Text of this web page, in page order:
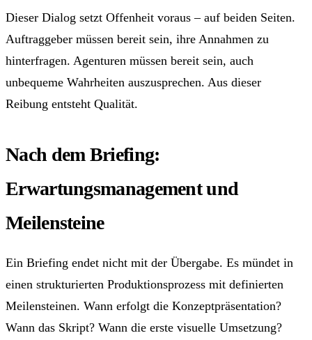
Dieser Dialog setzt Offenheit voraus – auf beiden Seiten.
Auftraggeber müssen bereit sein, ihre Annahmen zu
hinterfragen. Agenturen müssen bereit sein, auch
unbequeme Wahrheiten auszusprechen. Aus dieser
Reibung entsteht Qualität.
Nach dem Briefing:
Erwartungsmanagement und
Meilensteine
Ein Briefing endet nicht mit der Übergabe. Es mündet in
einen strukturierten Produktionsprozess mit definierten
Meilensteinen. Wann erfolgt die Konzeptpräsentation?
Wann das Skript? Wann die erste visuelle Umsetzung?